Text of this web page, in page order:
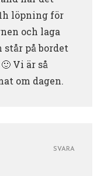
löpning för
och laga
står på bordet
Vi är så
om dagen.
SVARA